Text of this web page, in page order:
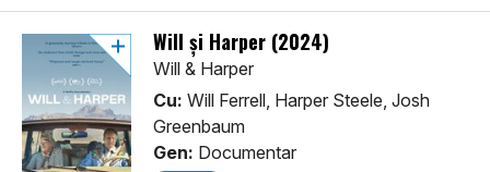
Will și Harper (2024)
Will & Harper
Cu: Will Ferrell, Harper Steele, Josh
Greenbaum
Gen: Documentar